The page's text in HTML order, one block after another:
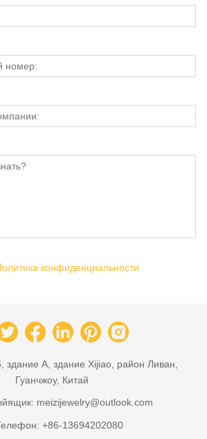
конфиденциальности
здание A, здание Xijiao, район Ливан,
Гуанчжоу, Китай
meizijewelry@outlook.com
+86-13694202080